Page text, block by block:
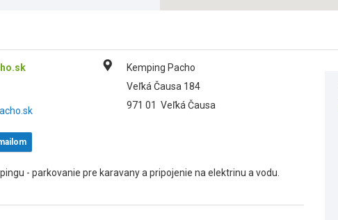
Kemping Pacho
Veľká Čausa 184
971 01 Veľká Čausa
- parkovanie pre karavany a pripojenie na elektrinu a vodu.